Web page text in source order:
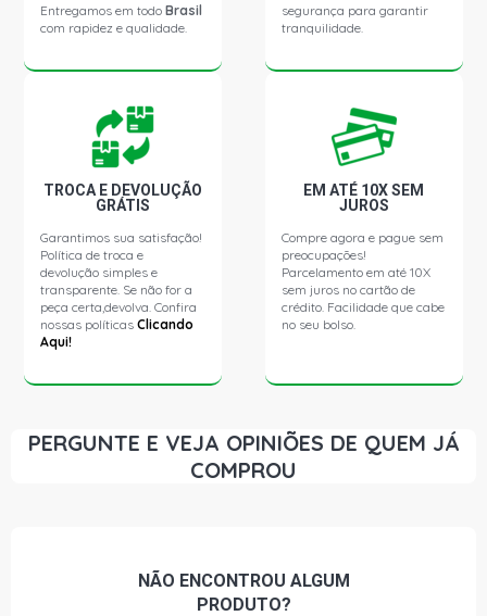
Entregamos em todoBrasil
com rapidez e qualidade.
segurança para garantir
tranquilidade.
TROCA E DEVOLUÇÃO
GRÁTIS
Garantimos sua satisfação!
Política de troca e
devolução simples e
transparente. Se não for a
peça certa,devolva. Confira
nossas políticasClicando
Aqui!
EM ATÉ 10X SEM
JUROS
Compre agora e pague sem
preocupações!
Parcelamento em até 10X
sem juros no cartão de
crédito. Facilidade que cabe
no seu bolso.
PERGUNTE E VEJA OPINIÕES DE QUEM JÁ
COMPROU
NÃO ENCONTROU ALGUM
PRODUTO?